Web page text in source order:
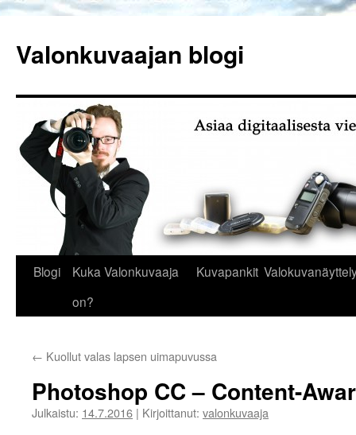
Valonkuvaajan blogi
Blogi
Kuka Valonkuvaaja
on?
Kuvapankit
← Kuollut valas lapsen uimapuvussa
Photoshop CC – Content-
Julkaistu: 14.7.2016 | Kirjoittanut: valonkuvaaja